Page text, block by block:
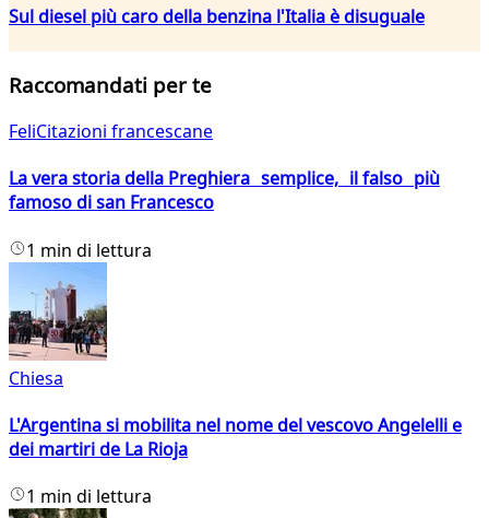
Sul diesel più caro della benzina l'Italia è disuguale
Raccomandati per te
FeliCitazioni francescane
La vera storia della Preghiera semplice, il falso più
famoso di san Francesco
1 min di lettura
Chiesa
L'Argentina si mobilita nel nome del vescovo Angelelli e
dei martiri de La Rioja
1 min di lettura